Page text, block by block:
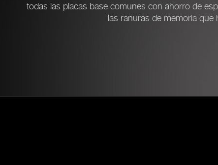
todas las placas base comunes con ahorro de
las ranuras de memoria que